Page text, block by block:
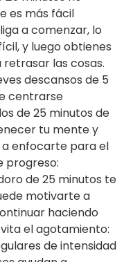
es más fácil
a comenzar, lo
y luego obtienes
las cosas.
descansos de 5
centrarse
de 25 minutos de
tu mente y
a enfocarte para el
progreso:
de 25 minutos te
motivarte a
haciendo
el agotamiento:
de intensidad